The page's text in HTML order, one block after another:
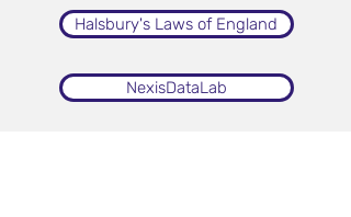
Halsbury's Laws of England
NexisDataLab